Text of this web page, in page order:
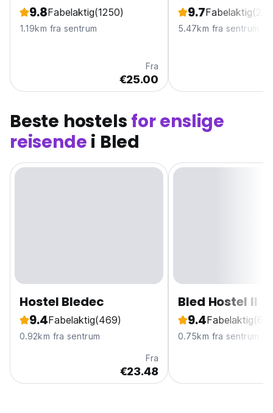
9.8Fabelaktig(1250)
1.19km fra sentrum
Fra
€25.00
9.7Fabelaktig
5.47km fra sentrum
Beste hostels for enslige
reisende i Bled
Hostel Bledec
9.4Fabelaktig(469)
0.92km fra sentrum
Fra
€23.48
Bled Hostel II
9.4Fabelaktig
0.75km fra sentrum